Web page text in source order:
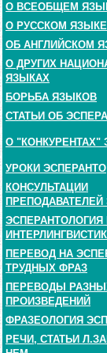
О ВСЕОБЩЕМ
О РУССКОМ ЯЗЫКЕ
ОБ АНГЛИЙСКОМ
О ДРУГИХ
ЯЗЫКАХ
БОРЬБА ЯЗЫКОВ
СТАТЬИ ОБ
О "КОНКУРЕНТАХ"
УРОКИ ЭСПЕРАНТО
КОНСУЛЬТАЦИИ
ПРЕПОДАВАТЕЛЕЙ
ЭСПЕРАНТОЛОГИЯ
ПЕРЕВОД НА
ТРУДНЫХ ФРАЗ
ПЕРЕВОДЫ
ПРОИЗВЕДЕНИЙ
ФРАЗЕОЛОГИЯ
РЕЧИ, СТАТЬИ